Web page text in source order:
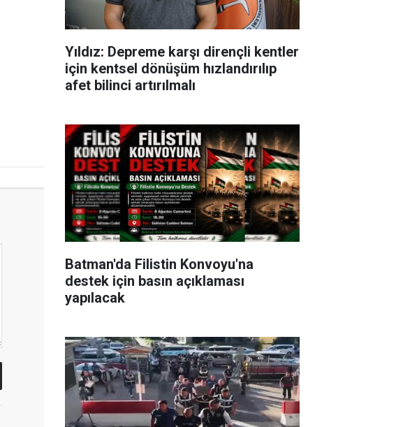
Yıldız: Depreme karşı dirençli kentler
için kentsel dönüşüm hızlandırılıp
afet bilinci artırılmalı
Batman'da Filistin Konvoyu'na
destek için basın açıklaması
yapılacak